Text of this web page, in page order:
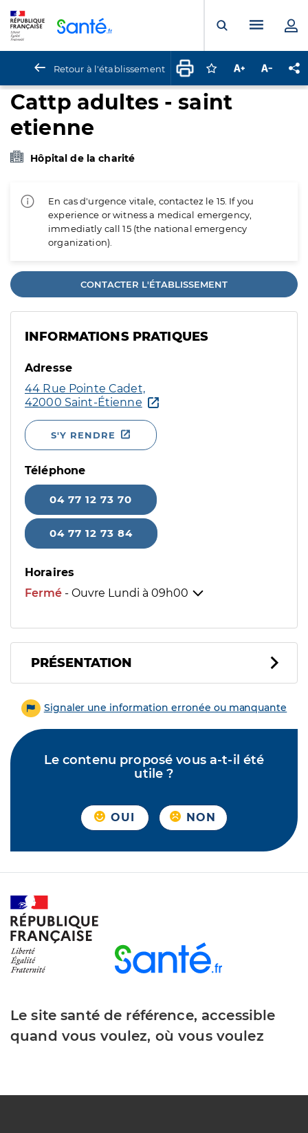
Ouvrir laMenu
Retour à l'établissement Connectez-vous
Augmenter la
Cattp adultes - saint
etienne
Hôpital de la charité
En cas d'urgence vitale, contactez le 15. If you
experience or witness a medical emergency,
immediatly call 15 (the national emergency
organization).
CONTACTER L'ÉTABLISSEMENT
INFORMATIONS PRATIQUES
Adresse
44 Rue Pointe Cadet,
42000 Saint-Étienne
S'Y RENDRE
Téléphone
04 77 12 73 70
04 77 12 73 84
Horaires
Fermé - Ouvre Lundi à 09h00
PRÉSENTATION
Signaler une information erronée ou manquante
Le contenu proposé vous a-t-il été
utile ?
OUI NON
Le site santé de référence, accessible
quand vous voulez, où vous voulez